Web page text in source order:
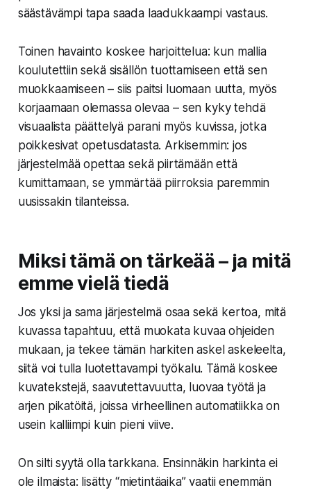
säästävämpi tapa saada laadukkaampi vastaus.
Toinen havainto koskee harjoittelua: kun mallia
koulutettiin sekä sisällön tuottamiseen että sen
muokkaamiseen – siis paitsi luomaan uutta, myös
korjaamaan olemassa olevaa – sen kyky tehdä
visuaalista päättelyä parani myös kuvissa, jotka
poikkesivat opetusdatasta. Arkisemmin: jos
järjestelmää opettaa sekä piirtämään että
kumittamaan, se ymmärtää piirroksia paremmin
uusissakin tilanteissa.
Miksi tämä on tärkeää – ja mitä
emme vielä tiedä
Jos yksi ja sama järjestelmä osaa sekä kertoa, mitä
kuvassa tapahtuu, että muokata kuvaa ohjeiden
mukaan, ja tekee tämän harkiten askel askeleelta,
siitä voi tulla luotettavampi työkalu. Tämä koskee
kuvatekstejä, saavutettavuutta, luovaa työtä ja
arjen pikatöitä, joissa virheellinen automatiikka on
usein kalliimpi kuin pieni viive.
On silti syytä olla tarkkana. Ensinnäkin harkinta ei
ole ilmaista: lisätty “mietintäaika” vaatii enemmän